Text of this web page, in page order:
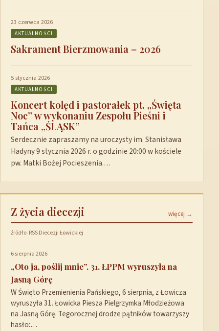
23 czerwca 2026
AKTUALNOŚCI
Sakrament Bierzmowania – 2026
5 stycznia 2026
AKTUALNOŚCI
Koncert kolęd i pastorałek pt. „Święta
Noc” w wykonaniu Zespołu Pieśni i
Tańca „ŚLĄSK”
Serdecznie zapraszamy na uroczysty im. Stanisława
Hadyny 9 stycznia 2026 r. o godzinie 20:00 w kościele
pw. Matki Bożej Pocieszenia.…
Z życia diecezji więcej →
źródło: RSS Diecezji Łowickiej
6 sierpnia 2026
„Oto ja, poślij mnie”. 31. ŁPPM wyruszyła na
Jasną Górę
W Święto Przemienienia Pańskiego, 6 sierpnia, z Łowicza
wyruszyła 31. Łowicka Piesza Pielgrzymka Młodzieżowa
na Jasną Górę. Tegorocznej drodze pątników towarzyszy
hasło:…